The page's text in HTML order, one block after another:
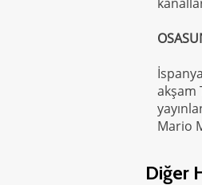
akşam
Mario
Diğer